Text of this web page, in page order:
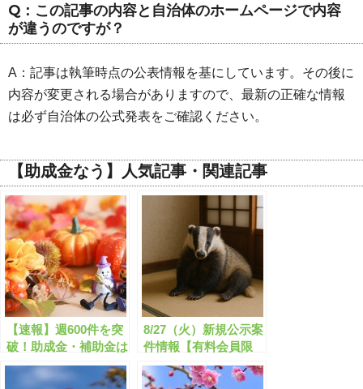
Q：この記事の内容と自治体のホームページで内容
が違うのですが？
A：記事は執筆時点の公表情報を基にしています。その後に
内容が変更される場合がありますので、最新の正確な情報
は必ず自治体の公式発表をご確認ください。
【助成金なう】人気記事・関連記事
【速報】週600件を突
破！助成金・補助金は
今がチャンス！全国
10/東京都55/愛知38/兵
8/27（火）新規公示案
件情報【有料会員限
定】